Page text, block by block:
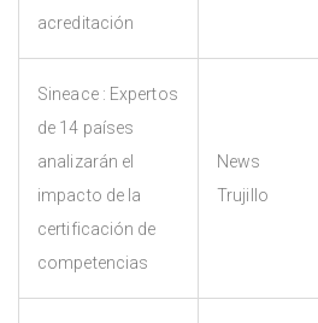
acreditación
Sineace : Expertos
de 14 países
analizarán el
impacto de la
certificación de
competencias
News
Trujillo